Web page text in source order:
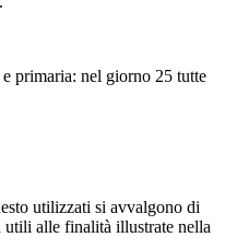
primaria: nel giorno 25 tutte
utilizzati si avvalgono di
utili alle finalità illustrate nella